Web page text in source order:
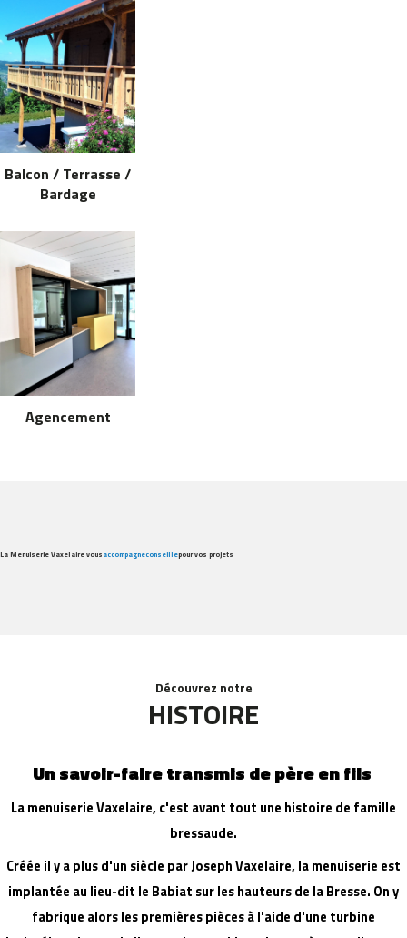
Balcon / Terrasse /
Bardage
Agencement
La Menuiserie Vaxelaire vousaccompagneconseillepour vos projets
Découvrez notre
HISTOIRE
Un savoir-faire transmis de père en fils
La menuiserie Vaxelaire, c'est avant tout une histoire de famille
bressaude.
Créée il y a plus d'un siècle par Joseph Vaxelaire, la menuiserie est
implantée au lieu-dit le Babiat sur les hauteurs de la Bresse. On y
fabrique alors les premières pièces à l'aide d'une turbine